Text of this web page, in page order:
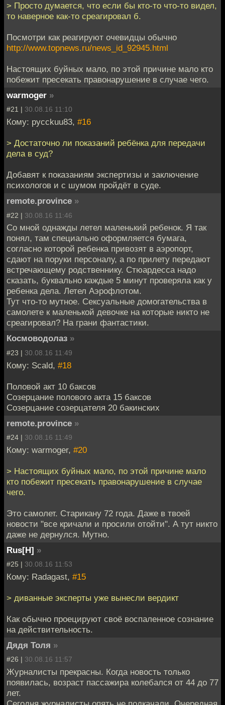
> Просто думается, что если бы кто-то что-то видел,
то наверное как-то среагировал б.
Посмотри как реагируют очевидцы обычно
http://www.topnews.ru/news_id_92945.html
Настоящих буйных мало, по этой причине мало кто
побежит пресекать правонарушение в случае чего.
warmoger »
#21 | 30.08.16 11:10
Кому: pycckuu83, #16
> Достаточно ли показаний ребёнка для передачи
дела в суд?
Добавят к показаниям экспертизы и заключение
психологов и с шумом пройдёт в суде.
remote.province »
#22 | 30.08.16 11:46
Со мной однажды летел маленький ребенок. Я так
понял, там специально оформляется бумага,
согласно которой ребенка привозят в аэропорт,
сдают на поруки персоналу, а по прилету передают
встречающему родственнику. Стюардесса надо
сказать, буквально каждые 5 минут проверяла как у
ребенка дела. Летел Аэрофлотом.
Тут что-то мутное. Сексуальные домогательства в
самолете к маленькой девочке на которые никто не
среагировал? На грани фантастики.
Космоводолаз »
#23 | 30.08.16 11:49
Кому: Scald, #18
Половой акт 10 баксов
Созерцание полового акта 15 баксов
Созерцание созерцателя 20 бакинских
remote.province »
#24 | 30.08.16 11:49
Кому: warmoger, #20
> Настоящих буйных мало, по этой причине мало
кто побежит пресекать правонарушение в случае
чего.
Это самолет. Старикану 72 года. Даже в твоей
новости "все кричали и просили отойти". А тут никто
даже не дернулся. Мутно.
Rus[H] »
#25 | 30.08.16 11:53
Кому: Radagast, #15
> диванные эксперты уже вынесли вердикт
Как обычно проецируют своё воспаленное сознание
на действительность.
Дядя Толя »
#26 | 30.08.16 11:57
Журналисты прекрасны. Когда новость только
появилась, возраст пассажира колебался от 44 до 77
лет.